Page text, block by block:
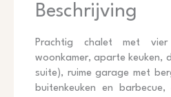
Beschrijving
Prachtig chalet met vier
woonkamer, aparte keuken,
suite), ruime garage met
buitenkeuken en